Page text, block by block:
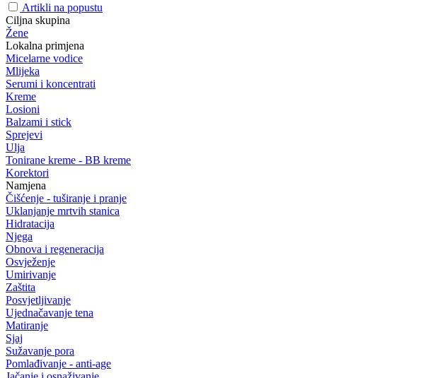
Artikli na popustu
Ciljna skupina
Žene
Lokalna primjena
Micelarne vodice
Mlijeka
Serumi i koncentrati
Kreme
Losioni
Balzami i stick
Sprejevi
Ulja
Tonirane kreme - BB kreme
Korektori
Namjena
Čišćenje - tuširanje i pranje
Uklanjanje mrtvih stanica
Hidratacija
Njega
Obnova i regeneracija
Osvježenje
Umirivanje
Zaštita
Posvjetljivanje
Ujednačavanje tena
Matiranje
Sjaj
Sužavanje pora
Pomlađivanje - anti-age